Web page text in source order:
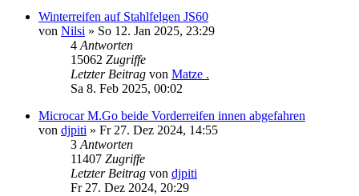
Winterreifen auf Stahlfelgen JS60
von Nilsi » So 12. Jan 2025, 23:29
4Antworten
15062 Zugriffe
Letzter Beitrag von Matze .
Sa 8. Feb 2025, 00:02
Microcar M.Go beide Vorderreifen innen abgefahren
von djpiti » Fr 27. Dez 2024, 14:55
3Antworten
11407 Zugriffe
Letzter Beitrag von djpiti
Fr 27. Dez 2024, 20:29